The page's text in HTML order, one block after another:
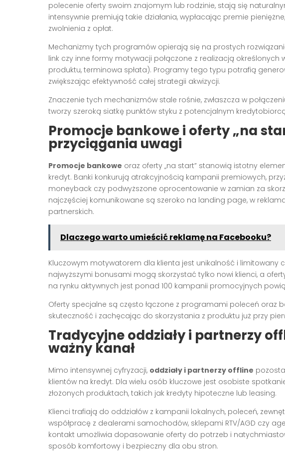
polecenie oferty swoim znajomym lub rodzinie, stają się
intensywnie premiują takie działania, wypłacając premie
zwolnienia z opłat.
Mechanizmy tych programów opierają się na prostych
link czy inne formy motywacji połączone z realizacją określonych
produktu, terminowa spłata). Programy tego typu potrafią
zwiększając efektywność całej strategii akwizycji.
Znaczenie tych mechanizmów stale rośnie, zwłaszcza w
tworzy szeroką siatkę punktów styku z potencjalnym
Promocje bankowe i oferty „na
przyciągania uwagi
Promocje bankowe oraz oferty „na start” stanowią istotny
kredyt. Banki konkurują atrakcyjnością kampanii premiowych,
moneyback czy podwyższone oprocentowanie w zamian za
najczęściej komunikowane są szeroko na landing page, w
partnerskich.
Dlaczego warto umieścić reklamę na Facebooku?
Kluczowym motywatorem dla klienta jest unikalność i limitowany
najwyższymi bonusami mogą skorzystać tylko nowi klienci, a
na rynku aktywnych jest ponad 100 kampanii promocyjnych
Oferty specjalne są często łączone z programami poleceń oraz
skuteczność i zachęcając do skorzystania z produktu już przy
Tradycyjne oddziały i partnerzy
ważny kanał
Mimo intensywnej cyfryzacji, oddziały i partnerzy offline
klientów na kredyt. Dla wielu osób kluczowe jest osobiste
złożonych produktach, takich jak kredyty hipoteczne lub leasing.
Klienci trafiają do oddziałów z kampanii lokalnych, poleceń,
współpracę z dealerami samochodów, sklepami RTV/AGD czy
kontakt umożliwia dopasowanie oferty do potrzeb i
sposób komfortowy i bezpieczny dla obu stron.